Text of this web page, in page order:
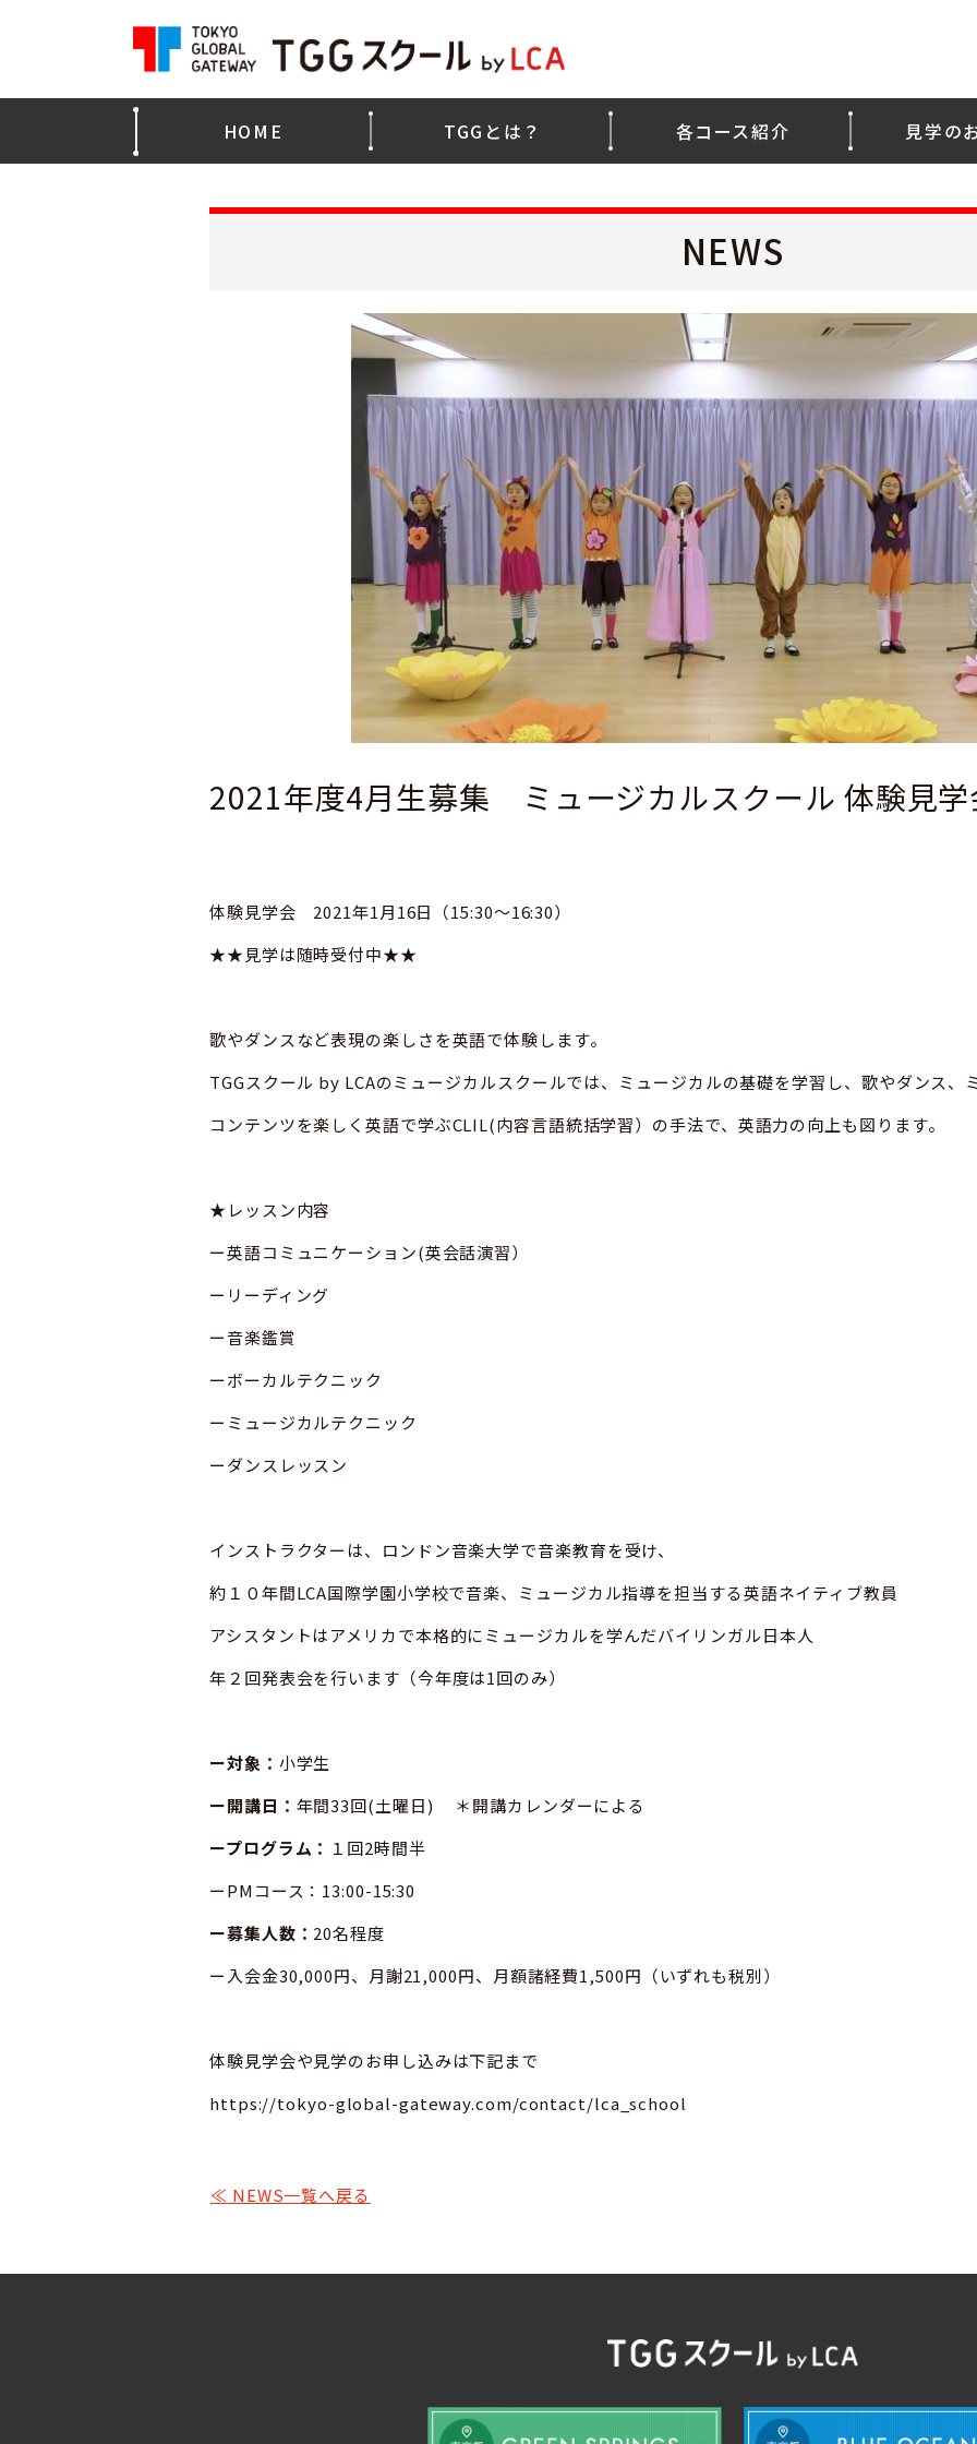
HOME TGGとは？ 各コース紹介 見学の
NEWS
2021年度4月生募集 ミュージカルスクール 体験見学
体験見学会 2021年1月16日（15:30～16:30）
★★見学は随時受付中★★
歌やダンスなど表現の楽しさを英語で体験します。
TGGスクール by LCAのミュージカルスクールでは、ミュージカルの基礎を学習し、歌やダンス、
コンテンツを楽しく英語で学ぶCLIL(内容言語統括学習）の手法で、英語力の向上も図ります。
★レッスン内容
ー英語コミュニケーション(英会話演習）
ーリーディング
ー音楽鑑賞
ーボーカルテクニック
ーミュージカルテクニック
ーダンスレッスン
インストラクターは、ロンドン音楽大学で音楽教育を受け、
約１０年間LCA国際学園小学校で音楽、ミュージカル指導を担当する英語ネイティブ教員
アシスタントはアメリカで本格的にミュージカルを学んだバイリンガル日本人
年２回発表会を行います（今年度は1回のみ）
ー対象： 小学生
ー開講日： 年間33回(土曜日) ＊開講カレンダーによる
ープログラム： １回2時間半
ーPMコース：13:00-15:30
ー募集人数： 20名程度
ー入会金30,000円、月謝21,000円、月額諸経費1,500円（いずれも税別）
体験見学会や見学のお申し込みは下記まで
https://tokyo-global-gateway.com/contact/lca_school
≪ NEWS一覧へ戻る